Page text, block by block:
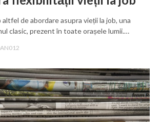
de abordare asupra vieții la job, una
clasic, prezent în toate orașele lumii.…